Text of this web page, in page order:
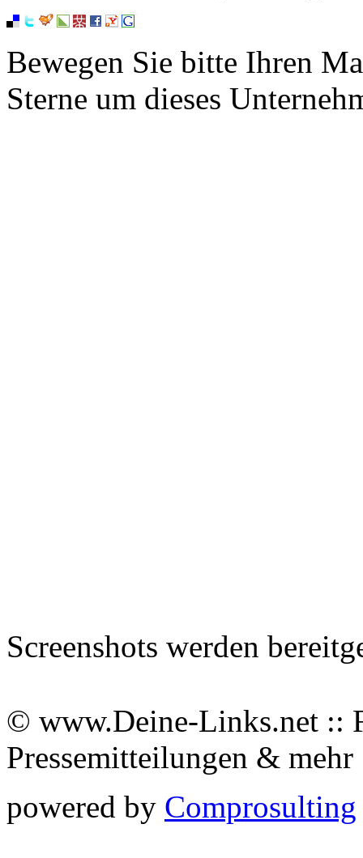
Bewegen Sie bitte Ihren
Sterne um dieses
Screenshots werden
© www.Deine-Links.net ::
Pressemitteilungen &
powered by Comprosulting